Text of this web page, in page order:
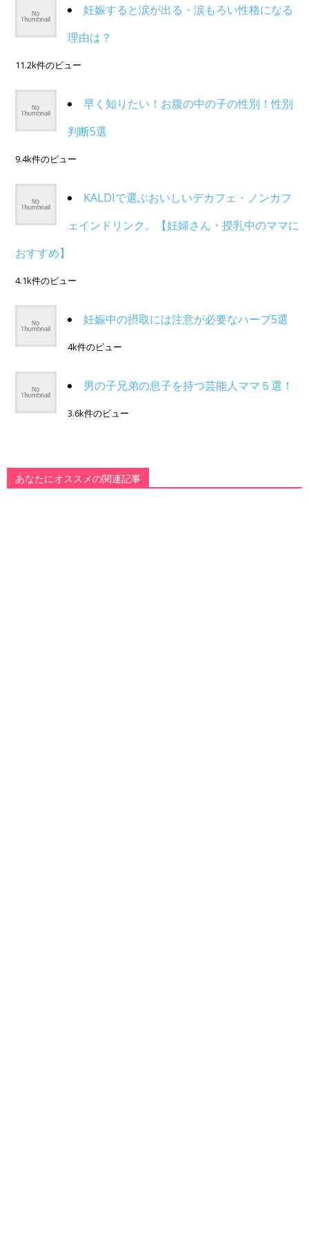
妊娠すると涙が出る・涙もろい性格になる
理由は？
11.2k件のビュー
早く知りたい！お腹の中の子の性別！性別
判断5選
9.4k件のビュー
KALDIで選ぶおいしいデカフェ・ノンカフ
ェインドリンク。【妊婦さん・授乳中のママに
おすすめ】
4.1k件のビュー
妊娠中の摂取には注意が必要なハーブ5選
4k件のビュー
男の子兄弟の息子を持つ芸能人ママ５選！
3.6k件のビュー
あなたにオススメの関連記事